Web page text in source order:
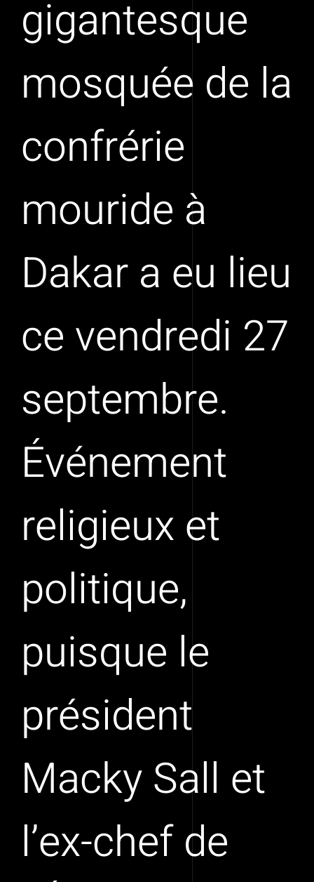
gigantesque
mosquée de la
confrérie
mouride à
Dakar a eu lieu
ce vendredi 27
septembre.
Événement
religieux et
politique,
puisque le
président
Macky Sall et
l’ex-chef de